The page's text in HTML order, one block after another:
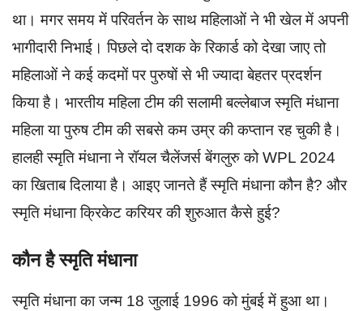
था। मगर समय में परिवर्तन के साथ महिलाओं ने भी खेल में अपनी
भागीदारी निभाई। पिछले दो दशक के रिकार्ड को देखा जाए तो
महिलाओं ने कई कदमों पर पुरुषों से भी ज्यादा बेहतर प्रदर्शन
किया है। भारतीय महिला टीम की सलामी बल्लेबाज स्मृति मंधाना
महिला या पुरुष टीम की सबसे कम उम्र की कप्तान रह चुकी है।
हालही स्मृति मंधाना ने रॉयल चैलेंजर्स बेंगलुरु को WPL 2024
का खिताब दिलाया है। आइए जानते हैं स्मृति मंधाना कौन है? और
स्मृति मंधाना क्रिकेट करियर की शुरुआत कैसे हुई?
कौन है स्मृति मंधाना
स्मृति मंधाना का जन्म 18 जुलाई 1996 को मुंबई में हुआ था।